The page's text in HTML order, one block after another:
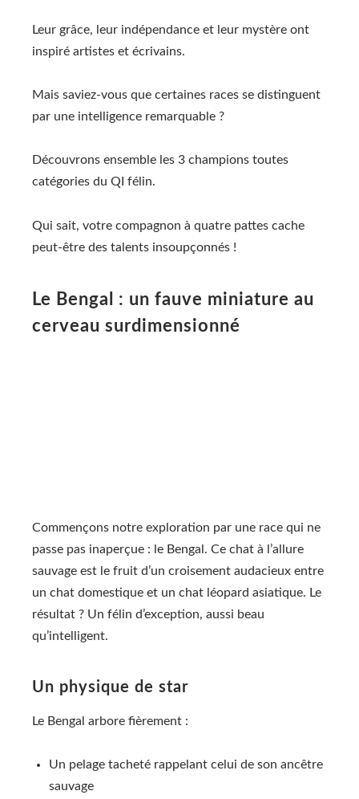
Leur grâce, leur indépendance et leur mystère ont
inspiré artistes et écrivains.
Mais saviez-vous que certaines races se distinguent
par une intelligence remarquable ?
Découvrons ensemble les 3 champions toutes
catégories du QI félin.
Qui sait, votre compagnon à quatre pattes cache
peut-être des talents insoupçonnés !
Le Bengal : un fauve miniature au
cerveau surdimensionné
Commençons notre exploration par une race qui ne
passe pas inaperçue : le Bengal. Ce chat à l’allure
sauvage est le fruit d’un croisement audacieux entre
un chat domestique et un chat léopard asiatique. Le
résultat ? Un félin d’exception, aussi beau
qu’intelligent.
Un physique de star
Le Bengal arbore fièrement :
Un pelage tacheté rappelant celui de son ancêtre
sauvage